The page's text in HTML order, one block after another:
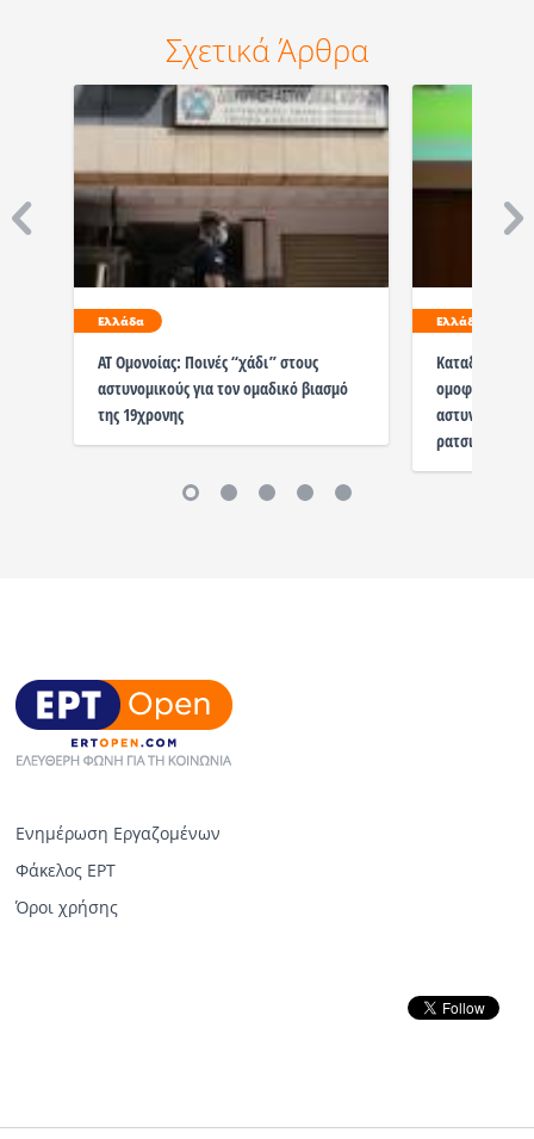
Σχετικά Άρθρα
Ελλάδα
ΑΤ Ομονοίας: Ποινές “χάδι” στους
αστυνομικούς για τον ομαδικό βιασμό
της 19χρονης
Ελλάδα
ομοφοβική
αστυνομικού
ρατσισμός
Ενημέρωση Εργαζομένων
Φάκελος ΕΡΤ
Όροι χρήσης